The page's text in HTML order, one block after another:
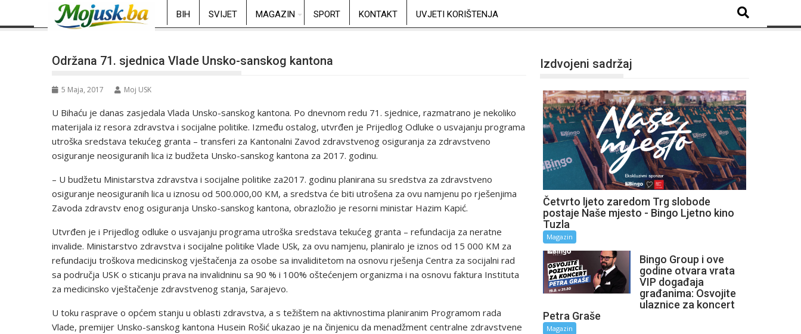
BIH SVIJET MAGAZIN SPORT KONTAKT UVJETI KORIŠTENJA
Održana 71. sjednica Vlade Unsko-sanskog kantona
5 Maja, 2017 Moj USK
U Bihaću je danas zasjedala Vlada Unsko-sanskog kantona. Po dnevnom redu 71. sjednice, razmatrano je nekoliko
materijala iz resora zdravstva i socijalne politike. Između ostalog, utvrđen je Prijedlog Odluke o usvajanju programa
utroška sredstava tekućeg granta – transferi za Kantonalni Zavod zdravstvenog osiguranja za zdravstveno
osiguranje neosiguranih lica iz budžeta Unsko-sanskog kantona za 2017. godinu.
– U budžetu Ministarstva zdravstva i socijalne politike za2017. godinu planirana su sredstva za zdravstveno
osiguranje neosiguranih lica u iznosu od 500.000,00 KM, a sredstva će biti utrošena za ovu namjenu po rješenjima
Zavoda zdravstv enog osiguranja Unsko-sanskog kantona, obrazložio je resorni ministar Hazim Kapić.
Utvrđen je i Prijedlog odluke o usvajanju programa utroška sredstava tekućeg granta – refundacija za neratne
invalide. Ministarstvo zdravstva i socijalne politike Vlade USk, za ovu namjenu, planiralo je iznos od 15 000 KM za
refundaciju troškova medicinskog vještačenja za osobe sa invaliditetom na osnovu rješenja Centra za socijalni rad
sa područja USK o sticanju prava na invalidninu sa 90 % i 100% oštećenjem organizma i na osnovu faktura Instituta
za medicinsko vještačenje zdravstvenog stanja, Sarajevo.
U toku rasprave o općem stanju u oblasti zdravstva, a s težištem na aktivnostima planiranim Programom rada
Vlade, premijer Unsko-sanskog kantona Husein Rošić ukazao je na činjenicu da menadžment centralne zdravstvene
Izdvojeni sadržaj
Četvrto ljeto zaredom Trg slobode
postaje Naše mjesto - Bingo Ljetno kino
Tuzla
Magazin
Bingo Group i ove
godine otvara vrata
VIP događaja
građanima: Osvojite
ulaznice za koncert
Petra Graše
Magazin